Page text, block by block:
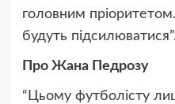
головним
будуть підсилюватися”.
Про Жана Педрозу
“Цьому футболісту